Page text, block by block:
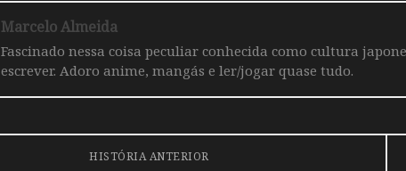
Marcelo Almeida
Fascinado nessa coisa peculiar conhecida como cultura
escrever. Adoro anime, mangás e ler/jogar quase tudo.
HISTÓRIA ANTERIOR